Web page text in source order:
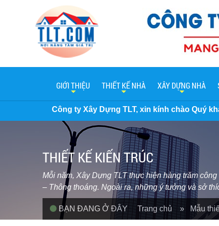
GIỚI THIỆU THIẾT KẾ NHÀ XÂY DỰNG NHÀ
Dựng TLT, xin kính chào Quý khách hàng. Hiện nay
THIẾT KẾ KIẾN TRÚC
Mỗi năm, Xây Dựng TLT thực hiện hàng trăm
– Thông thoáng. Ngoài ra, những ý tưởng và sở
BẠN ĐANG Ở ĐÂY Trang chủ » Mẫu